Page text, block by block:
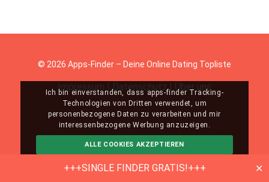
+++SINGLE FINDER GRATIS!+++ ✕
© 2026 Apps-Finder – Deine Online Dating Topliste
Impressum |Datenschutz| Über uns
Ich bin einverstanden, dass apps-finder Tracking-
Technologien von Dritten verwendet, um
personenbezogene Daten zu verarbeiten und mir
interessenbezogene Werbung anzuzeigen.
ALLE COOKIES AKZEPTIEREN
ABLEHNEN MEHR INFO